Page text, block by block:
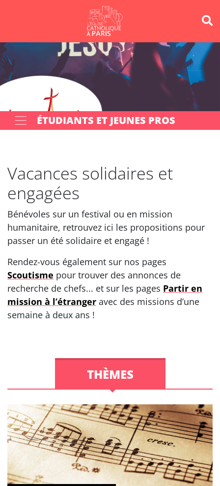
Votre recherche OK
ÉTUDIANTS ET JEUNES PROS
Vacances solidaires et
engagées
Bénévoles sur un festival ou en mission
humanitaire, retrouvez ici les propositions pour
passer un été solidaire et engagé !
Rendez-vous également sur nos pages
Scoutisme pour trouver des annonces de
recherche de chefs... et sur les pages Partir en
mission à l’étranger avec des missions d’une
semaine à deux ans !
THÈMES
Panneau de gestion des cookies